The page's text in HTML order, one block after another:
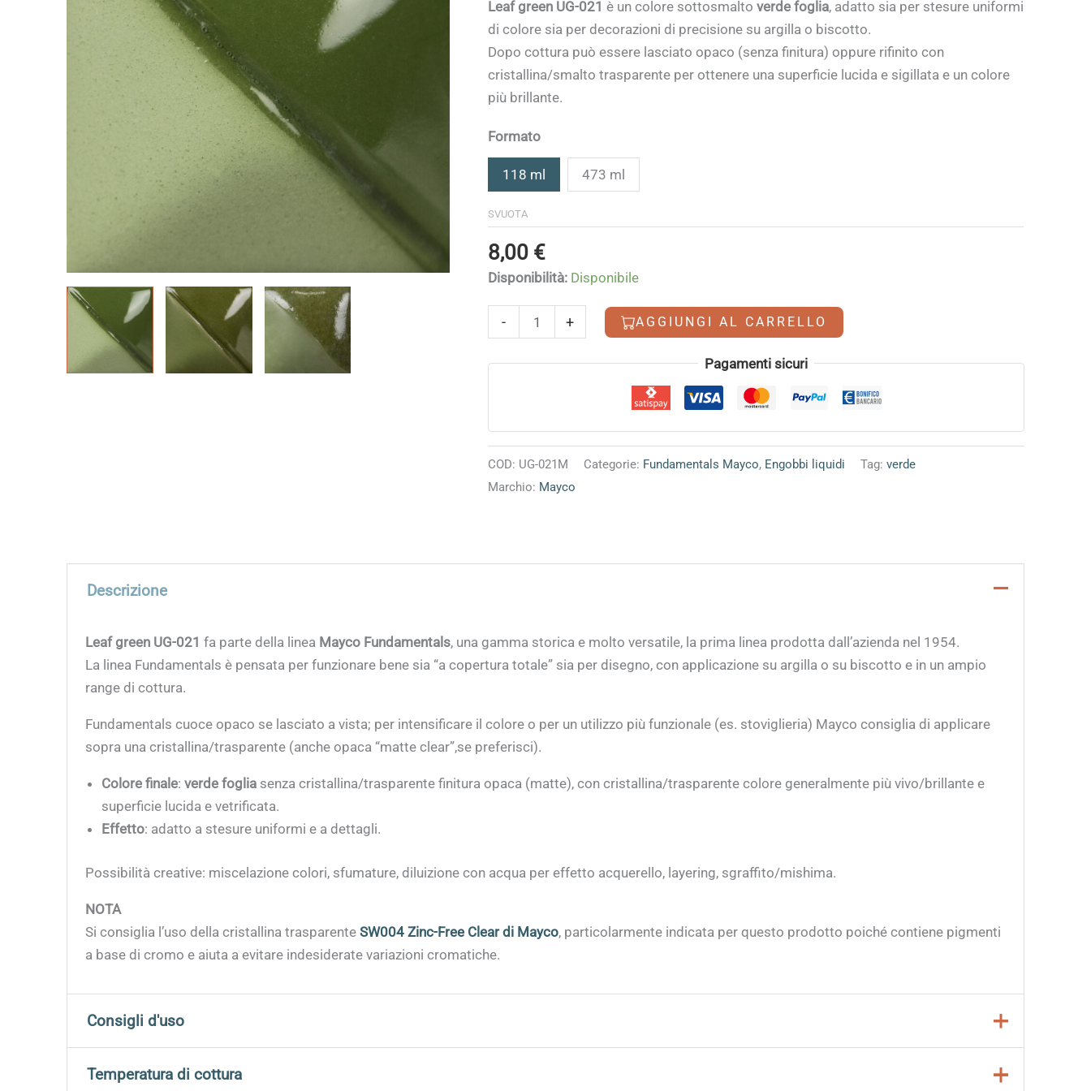
prezzo:
da
8,00 €
Leaf green UG-021 è un colore sottosmaltoverde foglia, adatto sia per stesure uniformi
di colore sia per decorazioni di precisione su argilla o biscotto.
Dopo cottura può essere lasciato opaco (senza finitura) oppure rifinito con
cristallina/smalto trasparente per ottenere una superficie lucida e sigillata e un colore
più brillante.
Formato
118 ml 473 ml
SVUOTA
8,00 €
Disponibilità: Disponibile
-
green
quantità
+ AGGIUNGI AL CARRELLO
Alternative: Pagamenti sicuri
COD: UG-021M Categorie: Fundamentals Mayco, Engobbi liquidi Tag:verde
Marchio: Mayco
Descrizione
Leaf green UG-021 fa parte della linea Mayco Fundamentals, una gamma storica e molto versatile, la prima linea prodotta dall’azienda nel 1954.
La linea Fundamentals è pensata per funzionare bene sia “a copertura totale” sia per disegno, con applicazione su argilla o su biscotto e in un ampio
range di cottura.
Fundamentals cuoce opaco se lasciato a vista; per intensificare il colore o per un utilizzo più funzionale (es. stoviglieria) Mayco consiglia di applicare
sopra una cristallina/trasparente (anche opaca “matte clear”,se preferisci).
Colore finale:verde foglia senza cristallina/trasparente finitura opaca (matte), con cristallina/trasparente colore generalmente più vivo/brillante e
superficie lucida e vetrificata.
Effetto: adatto a stesure uniformi e a dettagli.
Possibilità creative: miscelazione colori, sfumature, diluizione con acqua per effetto acquerello, layering, sgraffito/mishima.
NOTA
Si consiglia l’uso della cristallina trasparenteSW004 Zinc-Free Clear di Mayco, particolarmente indicata per questo prodotto poiché contiene pigmenti
a base di cromo e aiuta a evitare indesiderate variazioni cromatiche.
Consigli d'uso
Agitare bene prima dell’uso;
Temperatura di cottura